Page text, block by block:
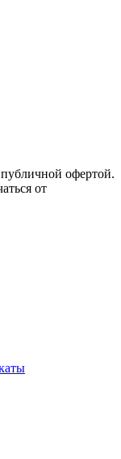
офертой.
от